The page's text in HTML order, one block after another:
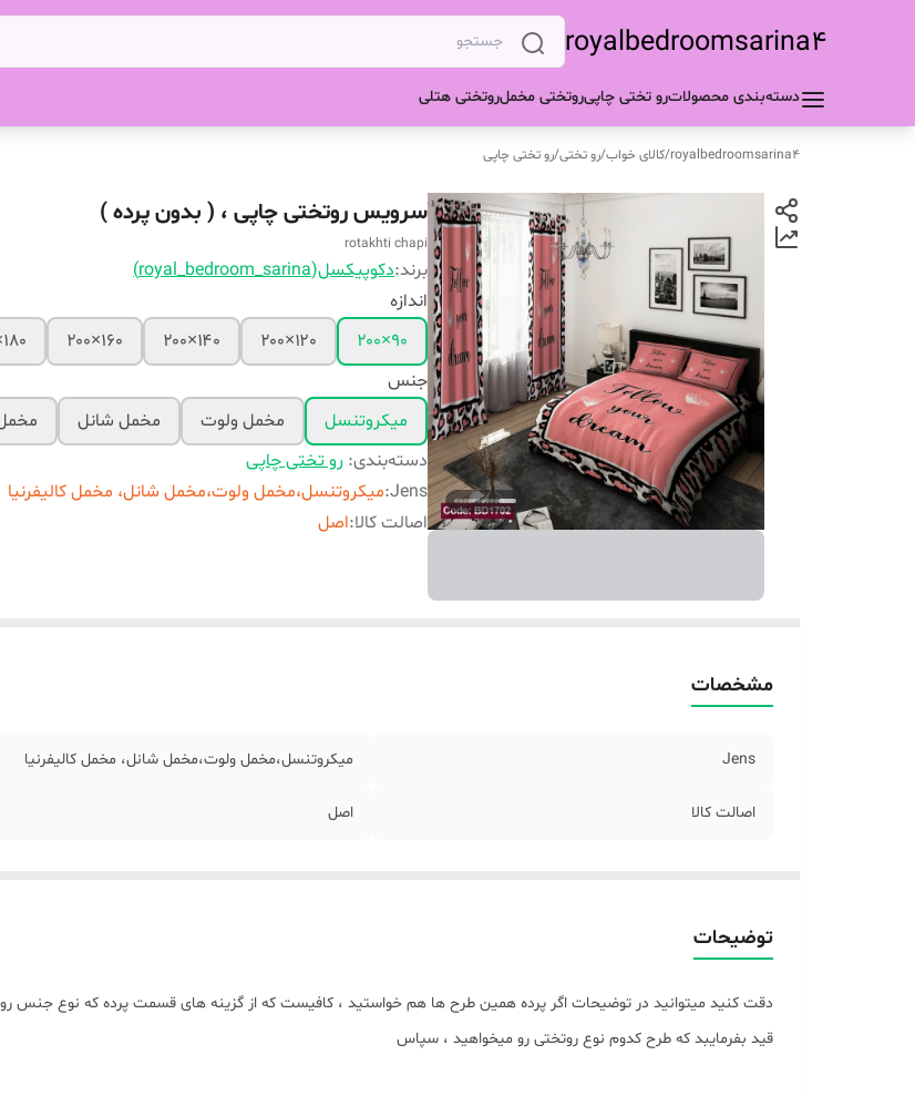
royalbedroomsarina4
دسته‌بندی محصولاترو تختی چاپیروتختی مخملروتختی هتلی
royalbedroomsarina4
/کالای خواب/رو تختی/رو تختی چاپی
سرویس روتختی چاپی ، ( بدون پرده )
rotakhti chapi
برند:دکوپیکسل(royal_bedroom_sarina)
اندازه
۹۰×۲۰۰
۱۲۰×۲۰۰ ۱۴۰×۲۰۰ ۱۶۰×۲۰۰
۱۸۰×۲۰۰
جنس
میکروتنسل
مخمل ولوت مخمل شانل
مخمل
دسته‌بندی: رو تختی چاپی
Jens
:میکروتنسل،مخمل ولوت،مخمل شانل، مخمل کالیفرنیا
اصالت کالا:اصل
مشخصات
Jens میکروتنسل،مخمل ولوت،مخمل شانل، مخمل کالیفرنیا
اصالت کالا اصل
توضیحات
دقت کنید میتوانید در توضیحات اگر پرده همین طرح ها هم خواستید ، کافیست که از گزینه های قسمت پرده که نوع جنس
قید بفرمایبد که طرح کدوم نوع روتختی رو میخواهید ، سپاس